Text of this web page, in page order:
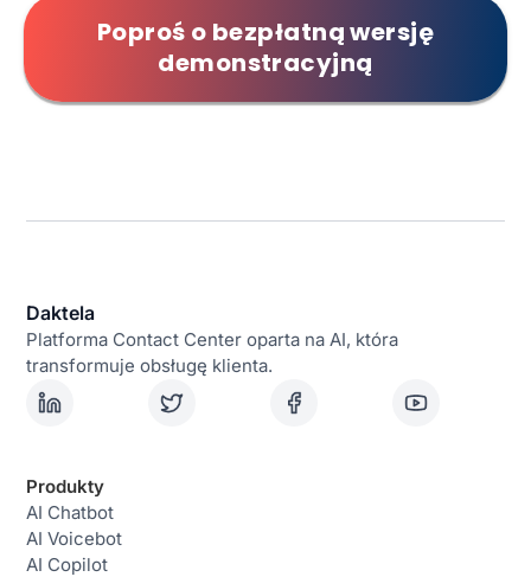
Poproś o bezpłatną wersję
demonstracyjną
Daktela
Platforma Contact Center oparta na AI, która
transformuje obsługę klienta.
Produkty
AI Chatbot
AI Voicebot
AI Copilot